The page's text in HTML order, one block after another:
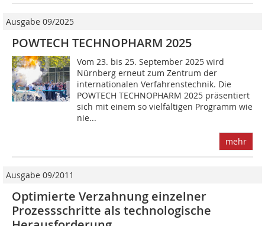
Ausgabe 09/2025
POWTECH TECHNOPHARM 2025
Vom 23. bis 25. September 2025 wird
Nürnberg erneut zum Zentrum der
internationalen Verfahrenstechnik. Die
POWTECH TECHNOPHARM 2025 präsentiert
sich mit einem so vielfältigen Programm wie
nie...
mehr
Ausgabe 09/2011
Optimierte Verzahnung einzelner
Prozessschritte als technologische